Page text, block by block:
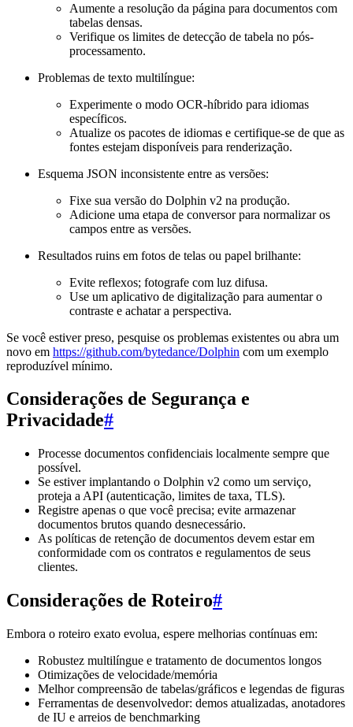
Aumente a resolução da página para documentos com
tabelas densas.
Verifique os limites de detecção de tabela no pós-
processamento.
Problemas de texto multilíngue:
Experimente o modo OCR-híbrido para idiomas
específicos.
Atualize os pacotes de idiomas e certifique-se de que as
fontes estejam disponíveis para renderização.
Esquema JSON inconsistente entre as versões:
Fixe sua versão do Dolphin v2 na produção.
Adicione uma etapa de conversor para normalizar os
campos entre as versões.
Resultados ruins em fotos de telas ou papel brilhante:
Evite reflexos; fotografe com luz difusa.
Use um aplicativo de digitalização para aumentar o
contraste e achatar a perspectiva.
Se você estiver preso, pesquise os problemas existentes ou abra um
novo em https://github.com/bytedance/Dolphin com um exemplo
reproduzível mínimo.
Considerações de Segurança e
Privacidade#
Processe documentos confidenciais localmente sempre que
possível.
Se estiver implantando o Dolphin v2 como um serviço,
proteja a API (autenticação, limites de taxa, TLS).
Registre apenas o que você precisa; evite armazenar
documentos brutos quando desnecessário.
As políticas de retenção de documentos devem estar em
conformidade com os contratos e regulamentos de seus
clientes.
Considerações de Roteiro#
Embora o roteiro exato evolua, espere melhorias contínuas em:
Robustez multilíngue e tratamento de documentos longos
Otimizações de velocidade/memória
Melhor compreensão de tabelas/gráficos e legendas de figuras
Ferramentas de desenvolvedor: demos atualizadas, anotadores
de IU e arreios de benchmarking